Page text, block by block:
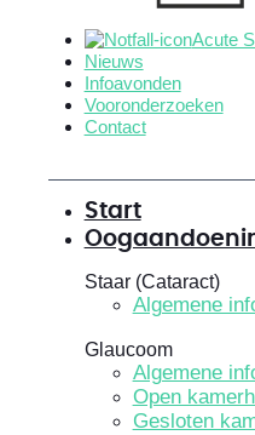
Acute
Nieuws
Infoavonden
Vooronderzoeken
Contact
Start
Staar (Cataract)
Algemene
Glaucoom
Algemene
Open
Gesloten